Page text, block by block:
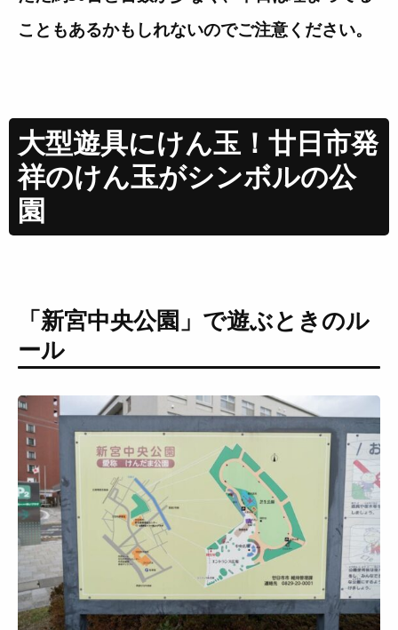
こともあるかもしれないのでご注意ください。
大型遊具にけん玉！廿日市発
祥のけん玉がシンボルの公
園
「新宮中央公園」で遊ぶときのル
ール